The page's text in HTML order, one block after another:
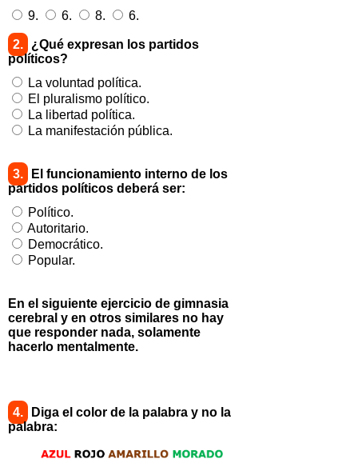
9.
6. 8. 6.
2.
¿Qué expresan los partidos
políticos?
La voluntad política.
El pluralismo político.
La libertad política.
La manifestación pública.
3.
El funcionamiento interno de los
partidos políticos deberá ser:
Político.
Autoritario.
Democrático.
Popular.
En el siguiente ejercicio de gimnasia
cerebral y en otros similares no hay
que responder nada, solamente
hacerlo mentalmente.
4.
Diga el color de la palabra y no la
palabra: